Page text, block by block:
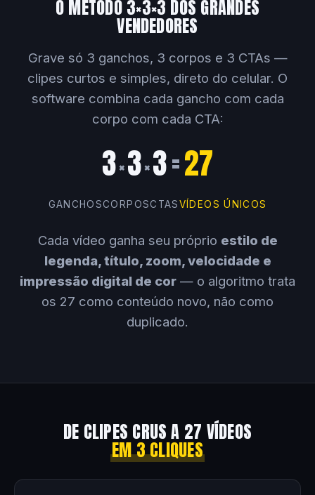
O MÉTODO 3×3×3 DOS GRANDES
VENDEDORES
Grave só 3 ganchos, 3 corpos e 3 CTAs —
clipes curtos e simples, direto do celular. O
software combina cada gancho com cada
corpo com cada CTA:
3×3×3=27
GANCHOSCORPOSCTASVÍDEOS ÚNICOS
Cada vídeo ganha seu próprio estilo de
legenda, título, zoom, velocidade e
impressão digital de cor — o algoritmo trata
os 27 como conteúdo novo, não como
duplicado.
DE CLIPES CRUS A 27 VÍDEOS
EM 3 CLIQUES